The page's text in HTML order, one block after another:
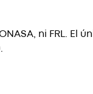
ni FRL. El